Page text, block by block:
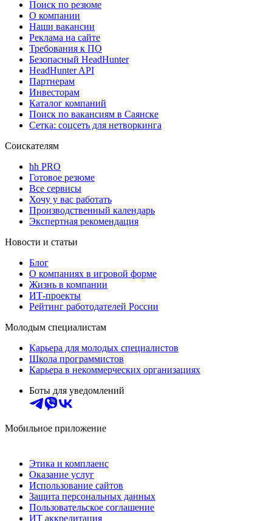
Поиск по резюме
О компании
Наши вакансии
Реклама на сайте
Требования к ПО
Безопасный HeadHunter
HeadHunter API
Партнерам
Инвесторам
Каталог компаний
Поиск по вакансиям в Саянске
Сетка: соцсеть для нетворкинга
Соискателям
hh PRO
Готовое резюме
Все сервисы
Хочу у вас работать
Производственный календарь
Экспертная рекомендация
Новости и статьи
Блог
О компаниях в игровой форме
Жизнь в компании
ИТ-проекты
Рейтинг работодателей России
Молодым специалистам
Карьера для молодых специалистов
Школа программистов
Карьера в некоммерческих организациях
Боты для уведомлений
Мобильное приложение
Этика и комплаенс
Оказание услуг
Использование сайтов
Защита персональных данных
Пользовательское соглашение
ИТ аккредитация